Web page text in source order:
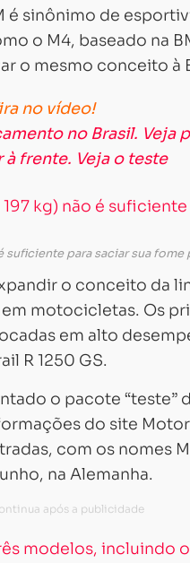
é sinônimo de
o M4, baseado na
o mesmo conceito à
no vídeo!
no Brasil. Veja
frente. Veja o teste
suficiente para saciar sua
o conceito da
motocicletas. Os
em alto
R 1250 GS.
o pacote “teste”
do site
com os nomes M
na Alemanha.